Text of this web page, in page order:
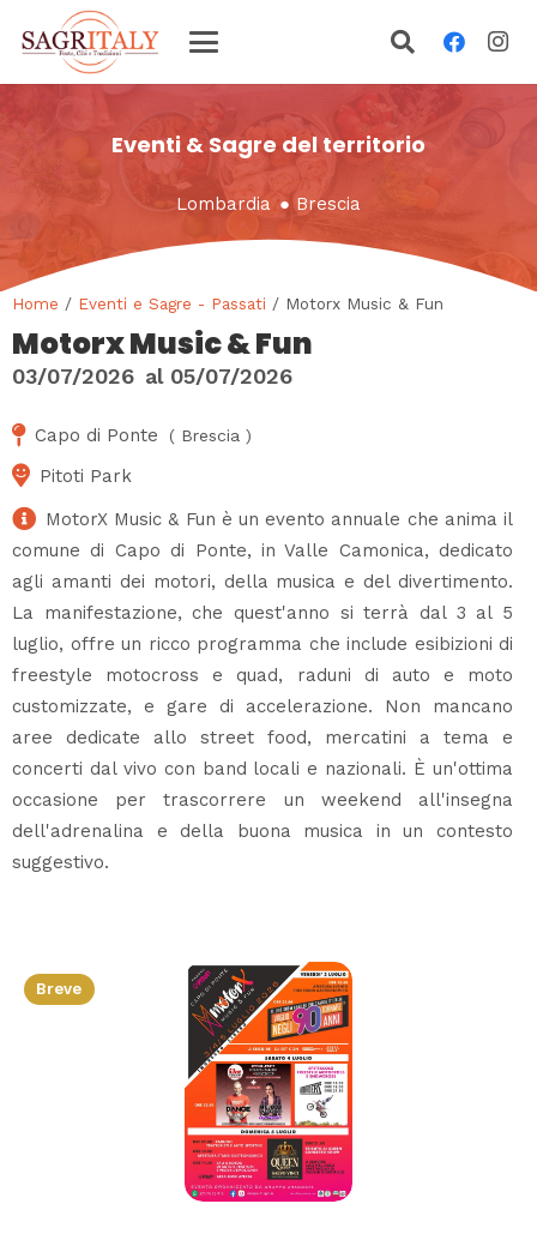
Eventi & Sagre del territorio
Lombardia ● Brescia
Home / Eventi e Sagre - Passati / Motorx Music & Fun
Motorx Music & Fun
03/07/2026 al 05/07/2026
Capo di Ponte ( Brescia )
Pitoti Park
MotorX Music & Fun è un evento annuale che anima il
comune di Capo di Ponte, in Valle Camonica, dedicato
agli amanti dei motori, della musica e del divertimento.
La manifestazione, che quest'anno si terrà dal 3 al 5
luglio, offre un ricco programma che include esibizioni di
freestyle motocross e quad, raduni di auto e moto
customizzate, e gare di accelerazione. Non mancano
aree dedicate allo street food, mercatini a tema e
concerti dal vivo con band locali e nazionali. È un'ottima
occasione per trascorrere un weekend all'insegna
dell'adrenalina e della buona musica in un contesto
suggestivo.
Breve